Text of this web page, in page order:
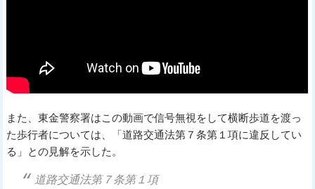
また、東金警察署はこの動画で信号無視をして横断歩道を渡っ
た歩行者については、「道路交通法第７条第１項に違反してい
る」との見解を示した。
道路交通法第７条第１項